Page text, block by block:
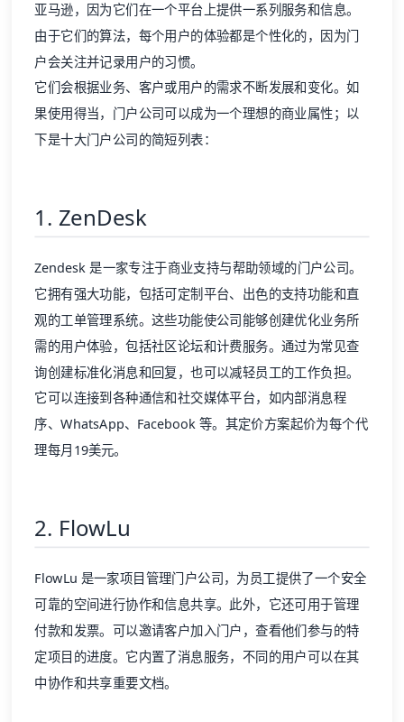
亚马逊，因为它们在一个平台上提供一系列服务和信息。
由于它们的算法，每个用户的体验都是个性化的，因为门
户会关注并记录用户的习惯。
它们会根据业务、客户或用户的需求不断发展和变化。如
果使用得当，门户公司可以成为一个理想的商业属性；以
下是十大门户公司的简短列表：
1. ZenDesk
Zendesk 是一家专注于商业支持与帮助领域的门户公司。
它拥有强大功能，包括可定制平台、出色的支持功能和直
观的工单管理系统。这些功能使公司能够创建优化业务所
需的用户体验，包括社区论坛和计费服务。通过为常见查
询创建标准化消息和回复，也可以减轻员工的工作负担。
它可以连接到各种通信和社交媒体平台，如内部消息程
序、WhatsApp、Facebook 等。其定价方案起价为每个代
理每月19美元。
2. FlowLu
FlowLu 是一家项目管理门户公司，为员工提供了一个安全
可靠的空间进行协作和信息共享。此外，它还可用于管理
付款和发票。可以邀请客户加入门户，查看他们参与的特
定项目的进度。它内置了消息服务，不同的用户可以在其
中协作和共享重要文档。